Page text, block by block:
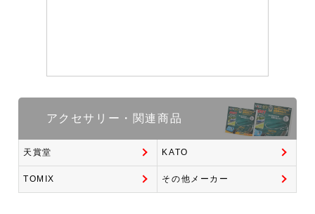
アクセサリー・関連商品
天賞堂 KATO
TOMIX その他メーカー